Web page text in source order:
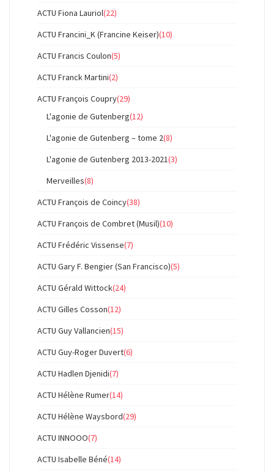
ACTU Fiona Lauriol(22)
ACTU Francini_K (Francine Keiser)(10)
ACTU Francis Coulon(5)
ACTU Franck Martini(2)
ACTU François Coupry(29)
L'agonie de Gutenberg(12)
L'agonie de Gutenberg – tome 2(8)
L'agonie de Gutenberg 2013-2021(3)
Merveilles(8)
ACTU François de Coincy(38)
ACTU François de Combret (Musil)(10)
ACTU Frédéric Vissense(7)
ACTU Gary F. Bengier (San Francisco)(5)
ACTU Gérald Wittock(24)
ACTU Gilles Cosson(12)
ACTU Guy Vallancien(15)
ACTU Guy-Roger Duvert(6)
ACTU Hadlen Djenidi(7)
ACTU Hélène Rumer(14)
ACTU Hélène Waysbord(29)
ACTU INNOOO(7)
ACTU Isabelle Béné(14)